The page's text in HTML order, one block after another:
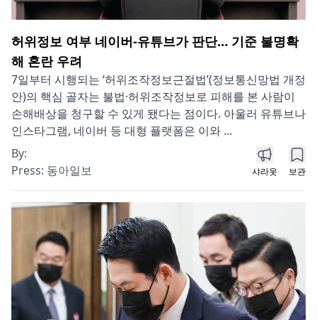
허위정보 여부 네이버-유튜브가 판단… 기준 불명확
해 혼란 우려
7일부터 시행되는 ‘허위조작정보근절법’(정보통신망법 개정
안)의 핵심 골자는 불법·허위조작정보로 피해를 본 사람이
손해배상을 청구할 수 있게 됐다는 점이다. 아울러 유튜브나
인스타그램, 네이버 등 대형 플랫폼은 이와 ...
By:
Press: 동아일보 샤라웃 보관